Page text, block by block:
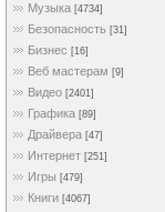
Музыка [4734]
Безопасность [31]
Бизнес [16]
Веб мастерам [9]
Видео [2401]
Графика [89]
Драйвера [47]
Интернет [251]
Игры [479]
Книги [4067]